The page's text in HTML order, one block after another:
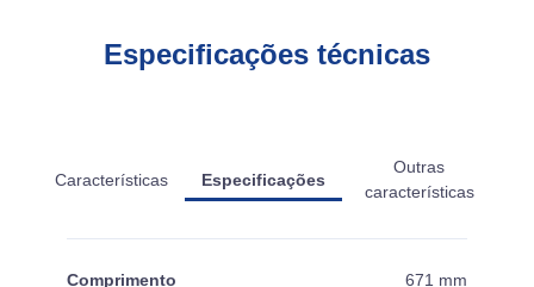
Especificações técnicas
Características Especificações
Outras
características
Comprimento 671 mm